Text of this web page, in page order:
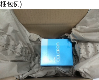
梱包例)